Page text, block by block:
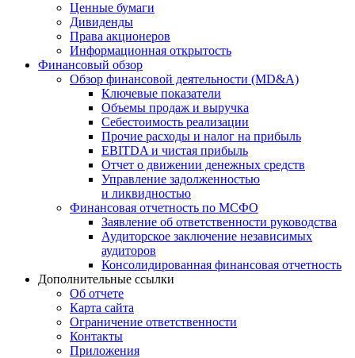
Ценные бумаги
Дивиденды
Права акционеров
Информационная открытость
Финансовый обзор
Обзор финансовой деятельности (MD&A)
Ключевые показатели
Объемы продаж и выручка
Себестоимость реализации
Прочие расходы и налог на прибыль
EBITDA и чистая прибыль
Отчет о движении денежных средств
Управление задолженностью
и ликвидностью
Финансовая отчетность по МСФО
Заявление об ответственности руководства
Аудиторское заключение независимых
аудиторов
Консолидированная финансовая отчетность
Дополнительные ссылки
Об отчете
Карта сайта
Ограничение ответственности
Контакты
Приложения